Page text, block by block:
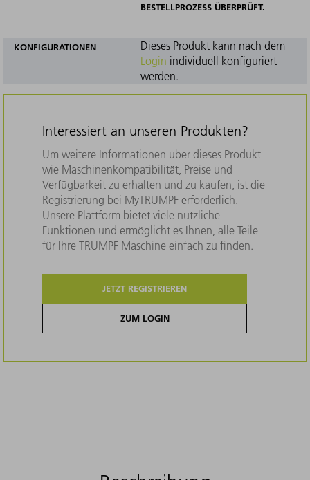
BESTELLPROZESS ÜBERPRÜFT.
KONFIGURATIONEN
Dieses Produkt kann nach dem
Login individuell konfiguriert
werden.
Interessiert an unseren Produkten?
Um weitere Informationen über dieses Produkt
wie Maschinenkompatibilität, Preise und
Verfügbarkeit zu erhalten und zu kaufen, ist die
Registrierung bei MyTRUMPF erforderlich.
Unsere Plattform bietet viele nützliche
Funktionen und ermöglicht es Ihnen, alle Teile
für Ihre TRUMPF Maschine einfach zu finden.
JETZT REGISTRIEREN
ZUM LOGIN